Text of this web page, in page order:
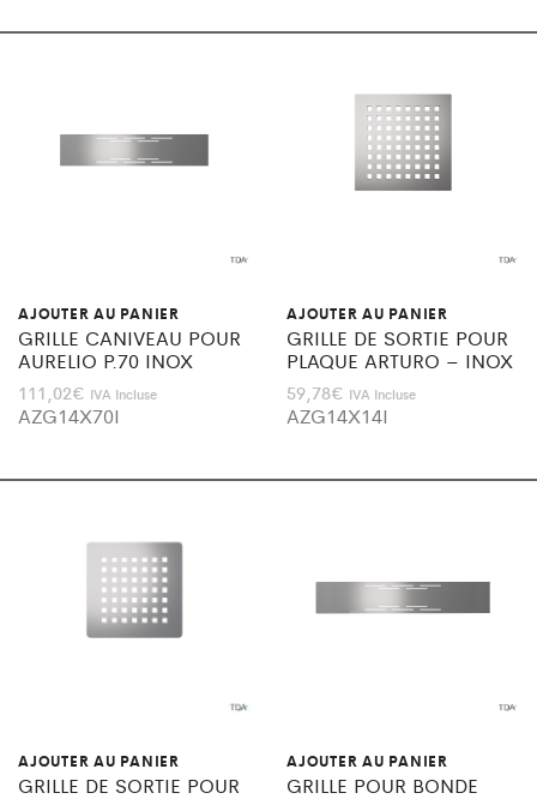
AJOUTER AU PANIER
GRILLE CANIVEAU POUR
AURELIO P.70 INOX
111,02€ IVA Incluse
AZG14X70I
AJOUTER AU PANIER
GRILLE DE SORTIE POUR
PLAQUE ARTURO – INOX
59,78€ IVA Incluse
AZG14X14I
AJOUTER AU PANIER
GRILLE DE SORTIE POUR
AJOUTER AU PANIER
GRILLE POUR BONDE